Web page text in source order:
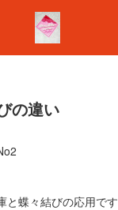
の違い
と蝶々結びの応用です